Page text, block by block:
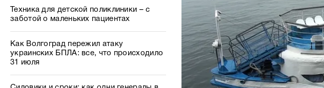
Техника для детской поликлиники – с
заботой о маленьких пациентах
Как Волгоград пережил атаку
украинских БПЛА: все, что происходило
31 июля